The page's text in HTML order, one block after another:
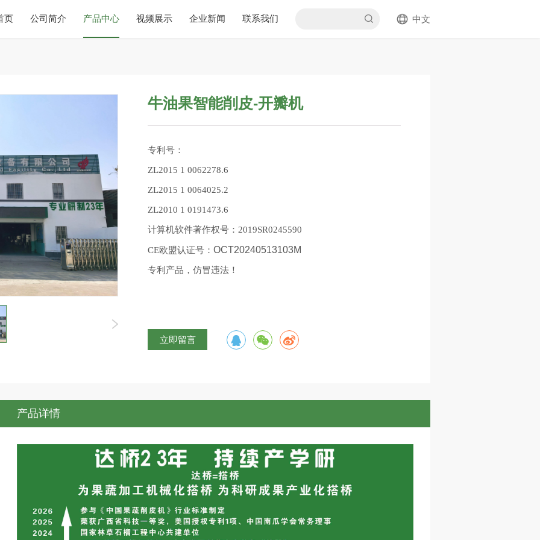
页 公司简介 产品中心 视频展示 企业新闻 联系我们 中文
牛油果智能削皮-开瓣机
专利号：
ZL2015 1 0062278.6
ZL2015 1 0064025.2
ZL2010 1 0191473.6
计算机软件著作权号：2019SR0245590
CE欧盟认证号： OCT20240513103M
专利产品，仿冒违法！
立即留言
产品详情